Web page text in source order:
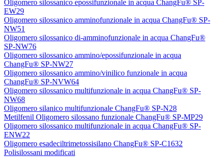
Oligomero silossanico epossifunzionale in acqua ChangFu® SP-
EW29
Oligomero silossanico amminofunzionale in acqua ChangFu® SP-
NW51
Oligomero silossanico di-amminofunzionale in acqua ChangFu®
SP-NW76
Oligomero silossanico ammino/epossifunzionale in acqua
ChangFu® SP-NW27
Oligomero silossanico ammino/vinilico funzionale in acqua
ChangFu® SP-NVW64
Oligomero silossanico multifunzionale in acqua ChangFu® SP-
NW68
Oligomero silanico multifunzionale ChangFu® SP-N28
Metilfenil Oligomero silossano funzionale ChangFu® SP-MP29
Oligomero silossanico multifunzionale in acqua ChangFu® SP-
ENW22
Oligomero esadeciltrimetossisilano ChangFu® SP-C1632
Polisilossani modificati